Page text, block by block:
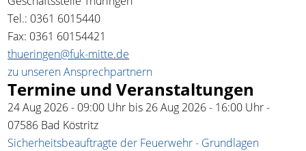
Tel.: 0361 6015440
Fax: 0361 60154421
thueringen@fuk-mitte.de
zu unseren Ansprechpartnern
Termine und Veranstaltungen
24 Aug 2026 - 09:00 Uhr bis 26 Aug 2026 - 16:00 Uhr-
07586 Bad Köstritz
Sicherheitsbeauftragte der Feuerwehr - Grundlagen